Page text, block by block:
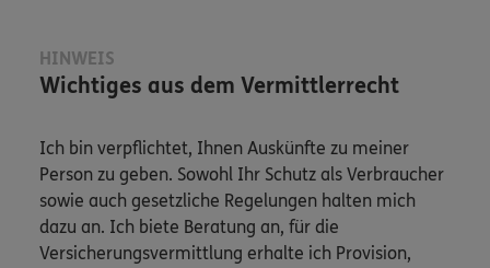
HINWEIS
Wichtiges aus dem Vermittlerrecht
Ich bin verpflichtet, Ihnen Auskünfte zu meiner
Person zu geben. Sowohl Ihr Schutz als Verbraucher
sowie auch gesetzliche Regelungen halten mich
dazu an. Ich biete Beratung an, für die
Versicherungsvermittlung erhalte ich Provision,